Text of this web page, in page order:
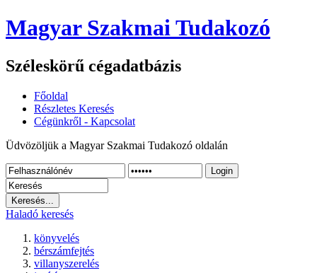
Magyar Szakmai Tudakozó
Széleskörű cégadatbázis
Főoldal
Részletes Keresés
Cégünkről - Kapcsolat
Üdvözöljük a Magyar Szakmai Tudakozó oldalán
Login
Haladó keresés
könyvelés
bérszámfejtés
villanyszerelés